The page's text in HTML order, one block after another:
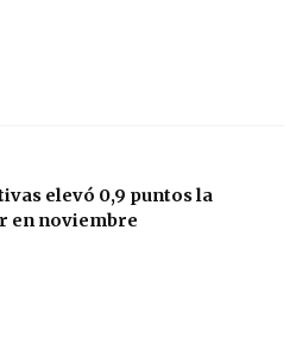
elevó 0,9 puntos la
en noviembre